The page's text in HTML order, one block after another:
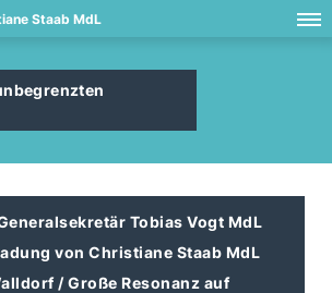
Staab MdL
Tobias Vogt MdL
von Christiane Staab MdL
/ Große Resonanz auf